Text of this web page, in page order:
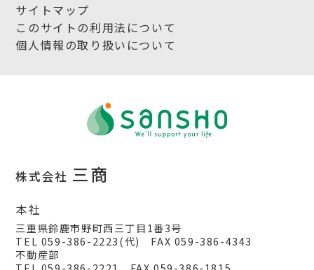
サイトマップ
このサイトの利用法について
個人情報の取り扱いについて
株式会社 三商
本社
三重県鈴鹿市野町西三丁目1番3号
TEL 059-386-2223(代) FAX 059-386-4343
不動産部